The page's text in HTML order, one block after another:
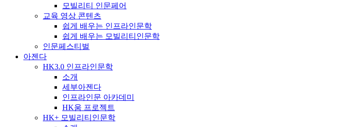
모빌리티 인문페어
교육 영상 콘텐츠
쉽게 배우는 인프라인문학
쉽게 배우는 모빌리티인문학
인문페스티벌
아젠다
HK3.0 인프라인문학
소개
세부아젠다
인프라인문 아카데미
HK움 프로젝트
HK+ 모빌리티인문학